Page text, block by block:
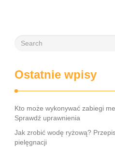
Ostatnie wpisy
Kto może wykonywać zabiegi
Sprawdź uprawnienia
Jak zrobić wodę ryżową?
pielęgnacji